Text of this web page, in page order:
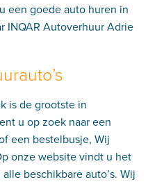
een goede auto huren in
INQAR Autoverhuur Adrie
is de grootste in
u op zoek naar een
een bestelbusje, Wij
onze website vindt u het
beschikbare auto’s. Wij